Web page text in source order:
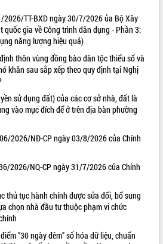
dung
với
chế
gặp
2026/TT-BXD ngày 30/7/2026 ủa Bộ Xây
quốc gia về Công trình dân dụng - Phần 3:
năng lượng hiệu quả)
thôn vùng đồng bào dân tộc thiểu số và
khăn sau sắp xếp theo quy định tại Nghị
sử dụng đất) của các cơ sở nhà, đất là
vào mục đích để ở trên địa bàn phường
2026/NĐ-CP ngày 03/8/2026 của Chính
2026/NQ-CP ngày 31/7/2026 của Chính
thủ tục hành chính được sửa đổi, bổ sung
chọn nhà đầu tư thuộc phạm vi chức
"30 ngày đêm" số hóa dữ liệu, chuẩn